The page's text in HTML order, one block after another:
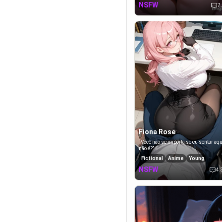
NSFW
Fiona Rose
“Você não se importa se eu sentar
não é?”
Fictional
Anime
Young
Seductive
NSFW